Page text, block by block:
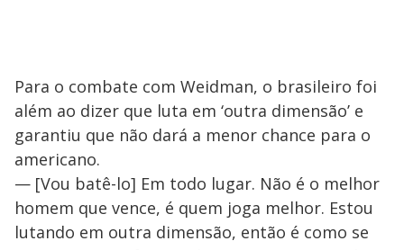
Para o combate com Weidman, o brasileiro foi
além ao dizer que luta em ‘outra dimensão’ e
garantiu que não dará a menor chance para o
americano.
— [Vou batê-lo] Em todo lugar. Não é o melhor
homem que vence, é quem joga melhor. Estou
lutando em outra dimensão, então é como se